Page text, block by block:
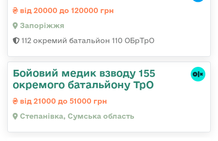
від 20000 до 120000 грн
Запоріжжя
112 окремий батальйон 110 ОБрТрО
Бойовий медик взводу 155
окремого батальйону ТрО
від 21000 до 51000 грн
Степанівка, Сумська область